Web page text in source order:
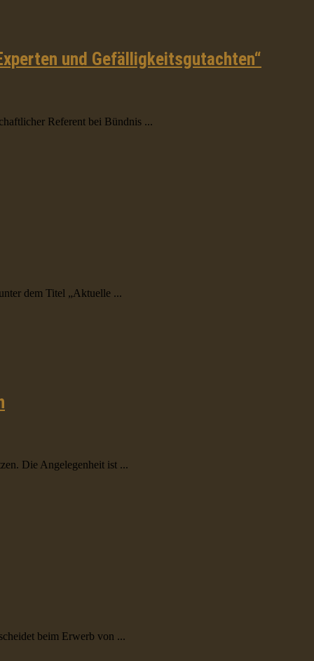
und Gefälligkeitsgutachten“
Referent bei Bündnis ...
dem Titel „Aktuelle ...
Die Angelegenheit ist ...
beim Erwerb von ...